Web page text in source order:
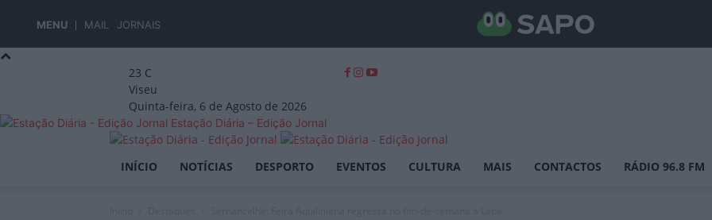
MENU MAIL JORNAIS
23 C
Viseu
Quinta-feira, 6 de Agosto de 2026
Estação Diária – Edição Jornal
INÍCIO NOTÍCIAS DESPORTO EVENTOS CULTURA MAIS CONTACTOS RÁDIO 96.8 FM